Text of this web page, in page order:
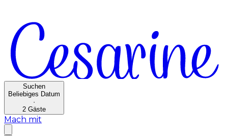
Suchen
Beliebiges Datum
·
2 Gäste
Mach mit